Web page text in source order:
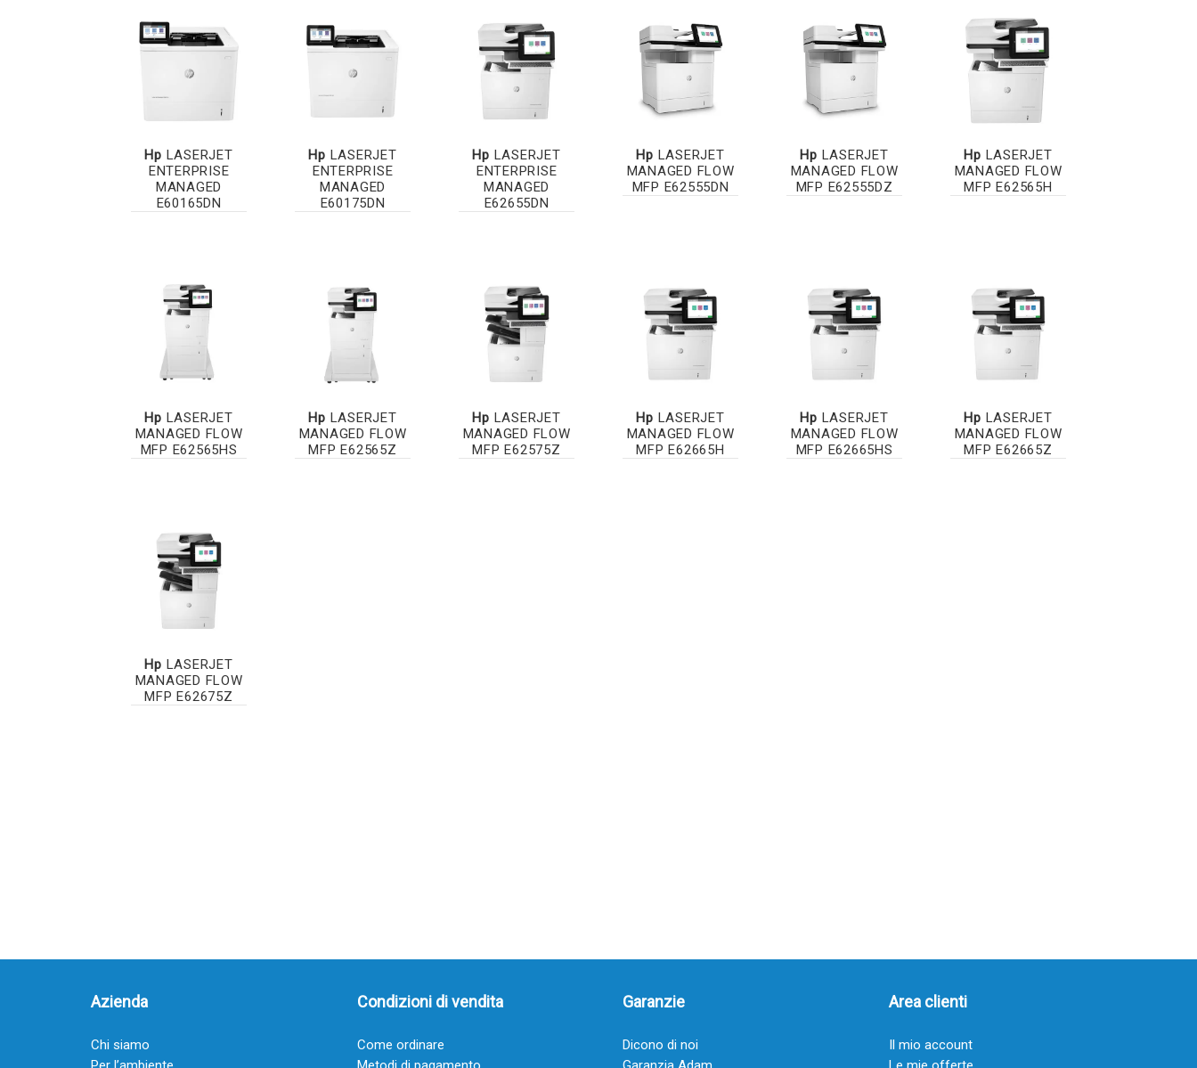
Hp LASERJET
ENTERPRISE
MANAGED
E60165DN
Hp LASERJET
ENTERPRISE
MANAGED
E60175DN
Hp LASERJET
ENTERPRISE
MANAGED
E62655DN
Hp LASERJET
MANAGED FLOW
MFP E62555DN
Hp LASERJET
MANAGED FLOW
MFP E62555DZ
Hp LASERJET
MANAGED FLOW
MFP E62565H
Hp LASERJET
MANAGED FLOW
MFP E62565HS
Hp LASERJET
MANAGED FLOW
MFP E62565Z
Hp LASERJET
MANAGED FLOW
MFP E62575Z
Hp LASERJET
MANAGED FLOW
MFP E62665H
Hp LASERJET
MANAGED FLOW
MFP E62665HS
Hp LASERJET
MANAGED FLOW
MFP E62665Z
Hp LASERJET
MANAGED FLOW
MFP E62675Z
Azienda
Chi siamo
Condizioni di vendita
Come ordinare
Garanzie
Dicono di noi
Area clienti
Il mio account